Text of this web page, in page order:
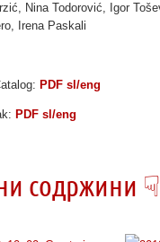
Nina Todorović, Igor
Irena Paskali
PDF sl/eng
PDF sl/eng
содржини